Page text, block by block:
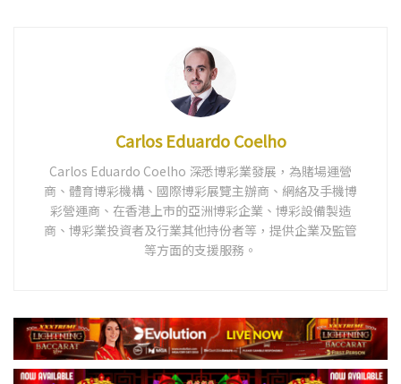
Carlos Eduardo Coelho
Carlos Eduardo Coelho 深悉博彩業發展，為賭場運營
商、體育博彩機構、國際博彩展覽主辦商、網絡及手機博
彩營運商、在香港上市的亞洲博彩企業、博彩設備製造
商、博彩業投資者及行業其他持份者等，提供企業及監管
等方面的支援服務。